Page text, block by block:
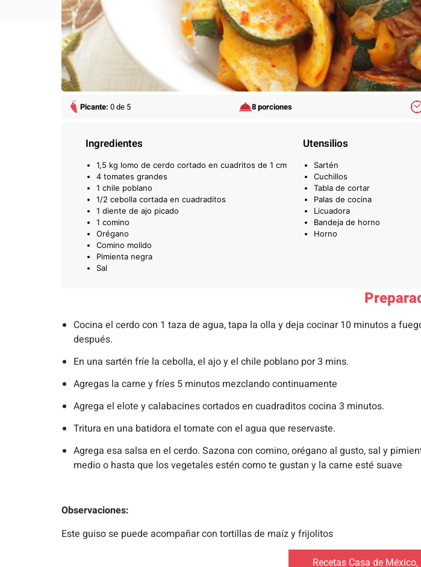
Picante: 0 de 5 8 porciones
Ingredientes
1,5 kg lomo de cerdo cortado en cuadritos de 1 cm
4 tomates grandes
1 chile poblano
1/2 cebolla cortada en cuadraditos
1 diente de ajo picado
1 comino
Orégano
Comino molido
Pimienta negra
Sal
Utensilios
Sartén
Cuchillos
Tabla de cortar
Palas de cocina
Licuadora
Bandeja de horno
Horno
Cocina el cerdo con 1 taza de agua, tapa la olla y deja cocinar 10 minutos a
después.
⁠En una sartén fríe la cebolla, el ajo y el chile poblano por 3 mins.
⁠Agregas la carne y fríes 5 minutos mezclando continuamente
⁠Agrega el elote y calabacines cortados en cuadraditos cocina 3 minutos.
⁠Tritura en una batidora el tomate con el agua que reservaste.
Agrega esa salsa en el cerdo. Sazona con comino, orégano al gusto, sal y
medio o hasta que los vegetales estén como te gustan y la carne esté suave
Observaciones:
Este guiso se puede acompañar con tortillas de maíz y frijolitos
Recetas Casa de México,